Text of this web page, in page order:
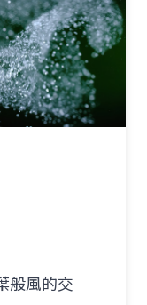
般風的交